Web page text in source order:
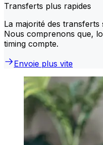
Transferts plus rapides
La majorité des transferts
Nous comprenons que,
timing compte.
Envoie plus vite